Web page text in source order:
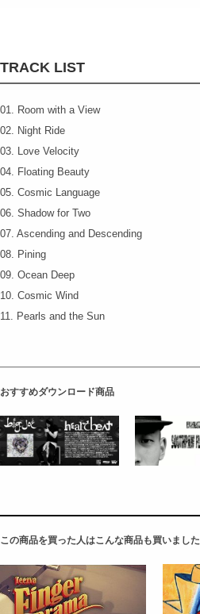
TRACK LIST
01. Room with a View
02. Night Ride
03. Love Velocity
04. Floating Beauty
05. Cosmic Language
06. Shadow for Two
07. Ascending and Descending
08. Pining
09. Ocean Deep
10. Cosmic Wind
11. Pearls and the Sun
おすすめダウンロード商品
この商品を買った人はこんな商品も買いました